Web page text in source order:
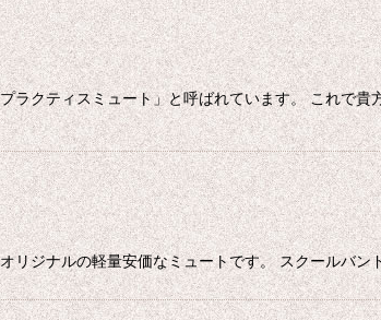
ラクティスミュート」と呼ばれています。 これで貴
リジナルの軽量安価なミュートです。 スクールバン